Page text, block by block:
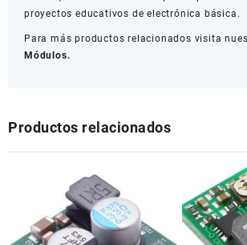
proyectos educativos de electrónica básica.
Para más productos relacionados visita
Módulos.
Productos relacionados